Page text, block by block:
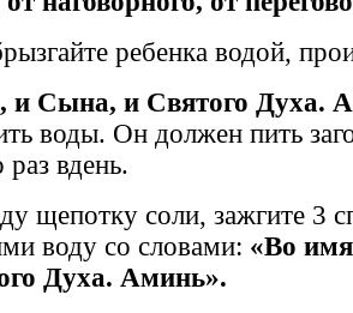
ребенка водой,
и Сына, и Святого Духа.
воды. Он должен пить
раз вдень.
щепотку соли, зажгите 3
воду со словами: «Во
Духа. Аминь».